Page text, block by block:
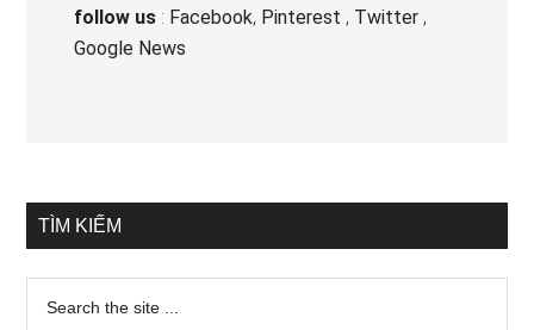
follow us : Facebook, Pinterest , Twitter ,
Google News
TÌM KIẾM